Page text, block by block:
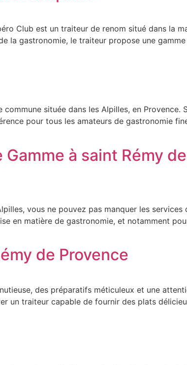
Club est un traiteur de renom situé dans la
la gastronomie, le traiteur propose une
située dans les Alpilles, en Provence.
pour tous les amateurs de gastronomie
à saint Rémy de
vous ne pouvez pas manquer les services
en matière de gastronomie, et notamment
de Provence
des préparatifs méticuleux et une
un traiteur capable de fournir des plats